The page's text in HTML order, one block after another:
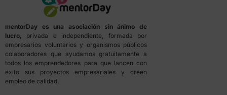
mentorDay es una asociación sin ánimo de
lucro, privada e independiente, formada por
empresarios voluntarios y organismos públicos
colaboradores que ayudamos gratuitamente a
todos los emprendedores para que lancen con
éxito sus proyectos empresariales y creen
empleo de calidad.